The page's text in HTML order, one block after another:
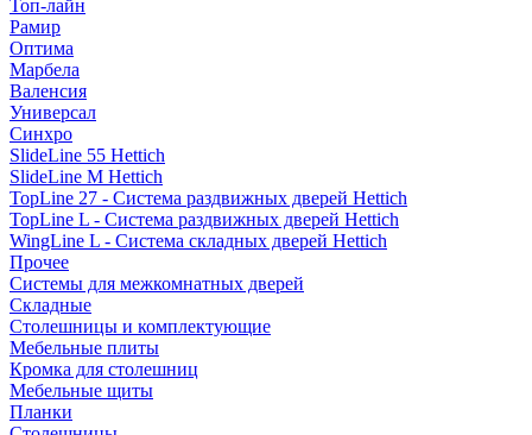
Топ-лайн
Рамир
Оптима
Марбела
Валенсия
Универсал
Синхро
SlideLine 55 Hettich
SlideLine M Hettich
TopLine 27 - Система раздвижных дверей Hettich
TopLine L - Система раздвижных дверей Hettich
WingLine L - Система складных дверей Hettich
Прочее
Системы для межкомнатных дверей
Складные
Столешницы и комплектующие
Мебельные плиты
Кромка для столешниц
Мебельные щиты
Планки